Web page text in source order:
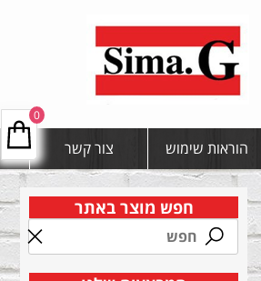
הוראות שימוש צור קשר
0
חפש מוצר באתר